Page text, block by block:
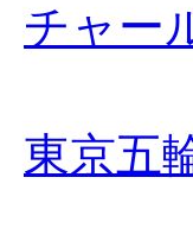
チャー
東京五